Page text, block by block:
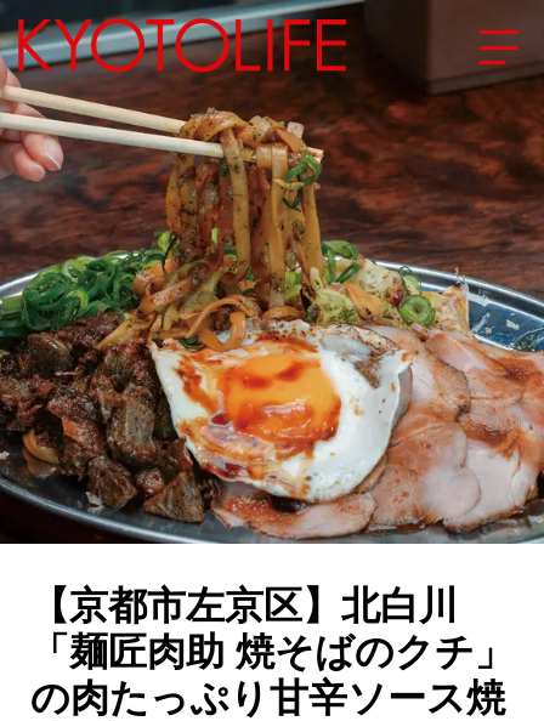
エリアから探す
地図から探す
カテゴリーから探す
SPECIAL
NEW OPEN
SERIES
CULTURE
ABOUT US
Instagram
【京都市左京区】北白川
「麺匠肉助 焼そばのクチ」
の肉たっぷり甘辛ソース焼